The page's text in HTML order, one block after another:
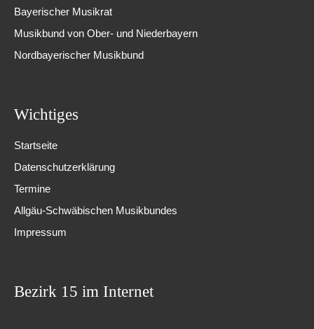
Bayerischer Musikrat
Musikbund von Ober- und Niederbayern
Nordbayerischer Musikbund
Wichtiges
Startseite
Datenschutzerklärung
Termine
Allgäu-Schwäbischen Musikbundes
Impressum
Bezirk 15 im Internet